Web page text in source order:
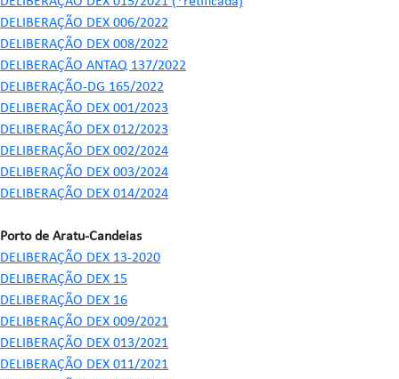
DELIBERAÇÃO DEX 006/2022
DELIBERAÇÃO DEX 008/2022
DELIBERAÇÃO ANTAQ 137/2022
DELIBERAÇÃO-DG 165/2022
DELIBERAÇÃO DEX 001/2023
DELIBERAÇÃO DEX 012/2023
DELIBERAÇÃO DEX 002/2024
DELIBERAÇÃO DEX 003/2024
DELIBERAÇÃO DEX 014/2024
Porto de Aratu-Candeias
DELIBERAÇÃO DEX 13-2020
DELIBERAÇÃO DEX 15
DELIBERAÇÃO DEX 16
DELIBERAÇÃO DEX 009/2021
DELIBERAÇÃO DEX 013/2021
DELIBERAÇÃO DEX 011/2021